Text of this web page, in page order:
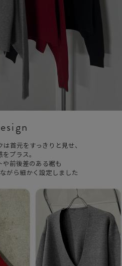
首元をすっきりと見せ、
プラス。
や前後差のある裾も
がら細かく設定しました